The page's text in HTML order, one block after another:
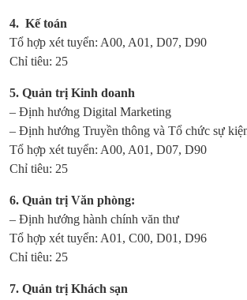
4. Kế toán
Tổ hợp xét tuyển: A00, A01, D07, D90
Chỉ tiêu: 25
5. Quản trị Kinh doanh
– Định hướng Digital Marketing
– Định hướng Truyền thông và Tổ chức sự
Tổ hợp xét tuyển: A00, A01, D07, D90
Chỉ tiêu: 25
6. Quản trị Văn phòng:
– Định hướng hành chính văn thư
Tổ hợp xét tuyển: A01, C00, D01, D96
Chỉ tiêu: 25
7. Quản trị Khách sạn